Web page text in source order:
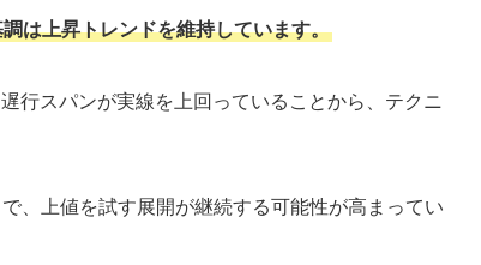
は上昇トレンドを維持しています。
行スパンが実線を上回っていることから、テクニ
、上値を試す展開が継続する可能性が高まってい